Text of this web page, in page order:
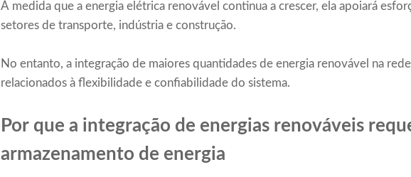
À medida que a energia elétrica renovável continua a crescer, ela apoiará
setores de transporte, indústria e construção.
No entanto, a integração de maiores quantidades de energia renovável na
relacionados à flexibilidade e confiabilidade do sistema.
Por que a integração de energias renováveis
armazenamento de energia